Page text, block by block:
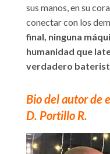
sus manos, en su
conectar con los
final, ninguna
humanidad que
verdadero
Bio del autor de
D. Portillo R.